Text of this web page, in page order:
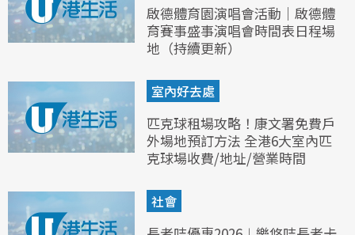
啟德體育園演唱會活動｜啟德體
育賽事盛事演唱會時間表日程場
地（持續更新）
室內好去處
匹克球租場攻略！康文署免費戶
外場地預訂方法 全港6大室內匹
克球場收費/地址/營業時間
社會